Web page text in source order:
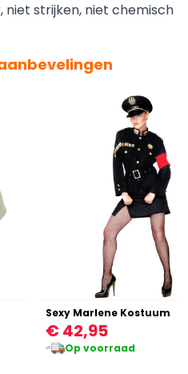
niet strijken, niet chemisch
Sexy Marlene Kostuum
€ 42,95
Op voorraad